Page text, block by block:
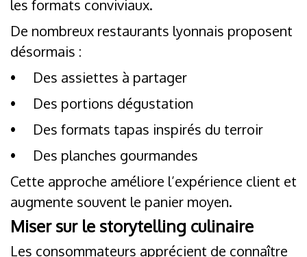
les formats conviviaux.
De nombreux restaurants lyonnais proposent
désormais :
•
Des assiettes à partager
•
Des portions dégustation
•
Des formats tapas inspirés du terroir
•
Des planches gourmandes
Cette approche améliore l’expérience client et
augmente souvent le panier moyen.
Miser sur le storytelling culinaire
Les consommateurs apprécient de connaître